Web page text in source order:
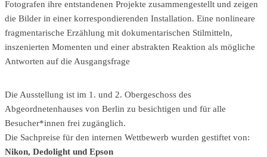
Fotografen ihre entstandenen Projekte zusammengestellt und zeigen
die Bilder in einer korrespondierenden Installation. Eine nonlineare
fragmentarische Erzählung mit dokumentarischen Stilmitteln,
inszenierten Momenten und einer abstrakten Reaktion als mögliche
Antworten auf die Ausgangsfrage
Die Ausstellung ist im 1. und 2. Obergeschoss des
Abgeordnetenhauses von Berlin zu besichtigen und für alle
Besucher*innen frei zugänglich.
Die Sachpreise für den internen Wettbewerb wurden gestiftet von:
Nikon, Dedolight und Epson